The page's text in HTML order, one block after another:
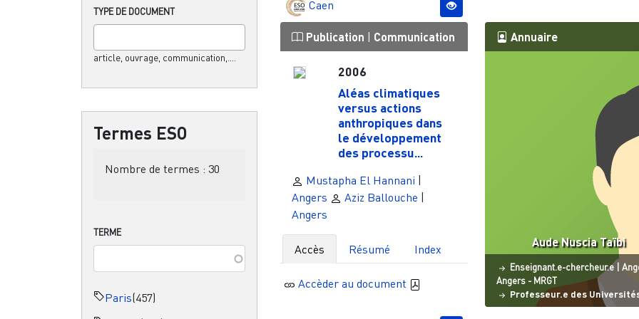
TYPE DE DOCUMENT
article, ouvrage, communication,....
Termes ESO
Nombre de termes : 30
TERME
Paris(457)
Caen
Publication Communication
2006
Aléas climatiques
versus actions
anthropiques dans
le développement
des processu...
Mustapha El Hannani
Angers
Aziz Ballouche
Angers
Accès Résumé Index
Accèder au document
Annuaire
Aude Nuscia Taïbi
Statut
Enseignant.e-chercheur.e Site
Angers - MRGT
Professeur.e des